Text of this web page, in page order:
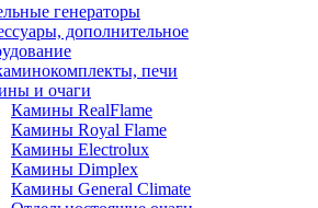
генераторы
дополнительное
печи
и очаги
Камины RealFlame
Камины Royal Flame
Камины Electrolux
Камины Dimplex
Камины General Climate